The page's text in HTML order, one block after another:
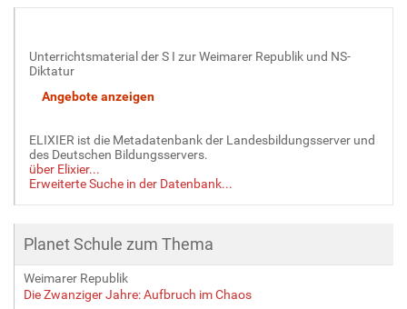
Unterrichtsmaterial der S I zur Weimarer Republik und NS-
Diktatur
ELIXIER ist die Metadatenbank der Landesbildungsserver und
des Deutschen Bildungsservers.
über Elixier...
Erweiterte Suche in der Datenbank...
Planet Schule zum Thema
Weimarer Republik
Die Zwanziger Jahre: Aufbruch im Chaos